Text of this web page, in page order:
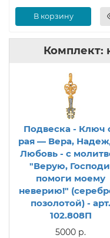
В корзину
Комплект:
Подвеска - Ключ
рая — Вера,
Любовь - с
"Верую,
помоги моему
неверию!"
позолотой) - арт.
102.808П
5000 р.